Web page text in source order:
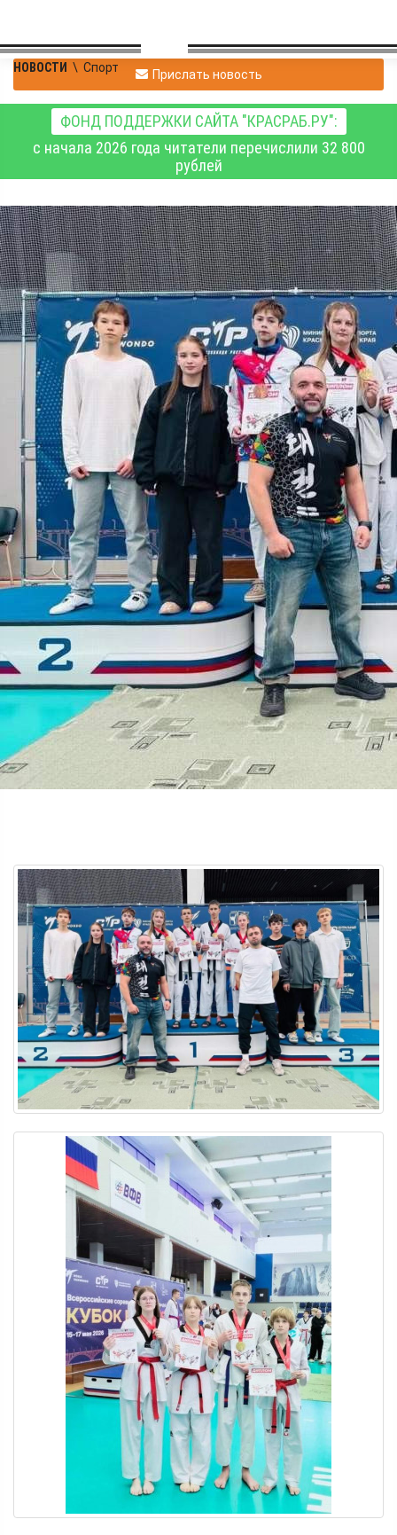
НОВОСТИ \ Спорт Прислать новость
ФОНД ПОДДЕРЖКИ САЙТА "КРАСРАБ.РУ":
с начала 2026 года читатели перечислили 32 800
рублей
У красноярских
спортсменов 12
медалей всероссийских
соревнований по
тхэквондо
Спорт
21.05.2026 18:23413